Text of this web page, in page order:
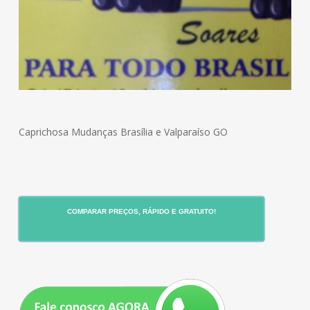
Caprichosa Mudanças Brasília e Valparaíso GO
COMPARAR PREÇOS, RÁPIDO E GRATUITO!